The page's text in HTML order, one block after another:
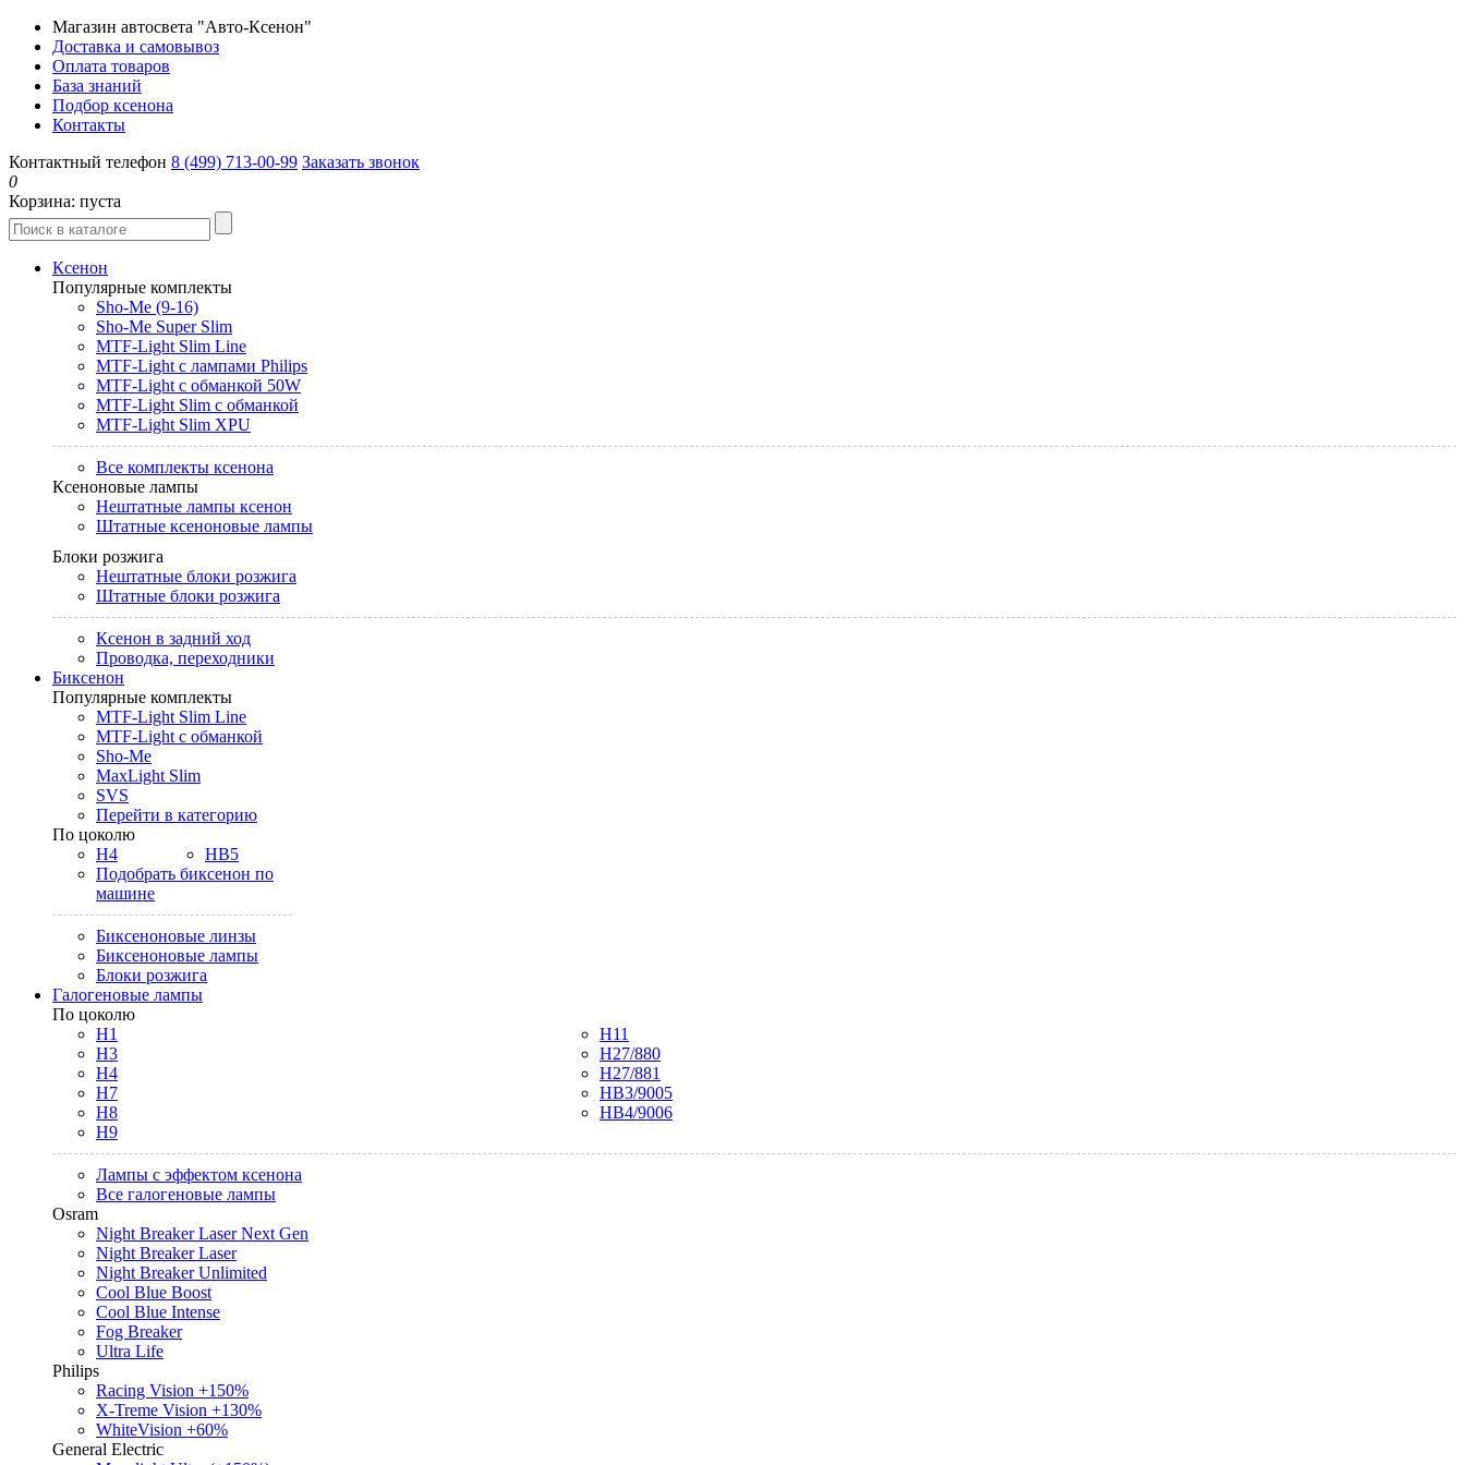
Магазин автосвета "Авто-Ксенон"
Доставка и самовывоз
Оплата товаров
База знаний
Подбор ксенона
Контакты
Контактный телефон 8 (499) 713-00-99 Заказать звонок
0
Корзина: пуста
Ксенон
Популярные комплекты
Sho-Me (9-16)
Sho-Me Super Slim
MTF-Light Slim Line
MTF-Light с лампами Philips
MTF-Light с обманкой 50W
MTF-Light Slim с обманкой
MTF-Light Slim XPU
Все комплекты ксенона
Ксеноновые лампы
Нештатные лампы ксенон
Штатные ксеноновые лампы
Блоки розжига
Нештатные блоки розжига
Штатные блоки розжига
Ксенон в задний ход
Проводка, переходники
Биксенон
Популярные комплекты
MTF-Light Slim Line
MTF-Light с обманкой
Sho-Me
MaxLight Slim
SVS
Перейти в категорию
По цоколю
H4
HB5
Подобрать биксенон по
машине
Биксеноновые линзы
Биксеноновые лампы
Блоки розжига
Галогеновые лампы
По цоколю
H1
H3
H4
H7
H8
H9
H11
H27/880
H27/881
HB3/9005
HB4/9006
Лампы с эффектом ксенона
Все галогеновые лампы
Osram
Night Breaker Laser Next Gen
Night Breaker Laser
Night Breaker Unlimited
Cool Blue Boost
Cool Blue Intense
Fog Breaker
Ultra Life
Philips
Racing Vision +150%
X-Treme Vision +130%
WhiteVision +60%
General Electric